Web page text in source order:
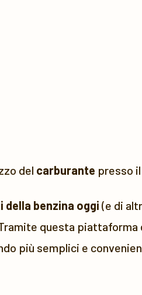
del carburante presso
della benzina oggi (e di
questa piattaforma
più semplici e